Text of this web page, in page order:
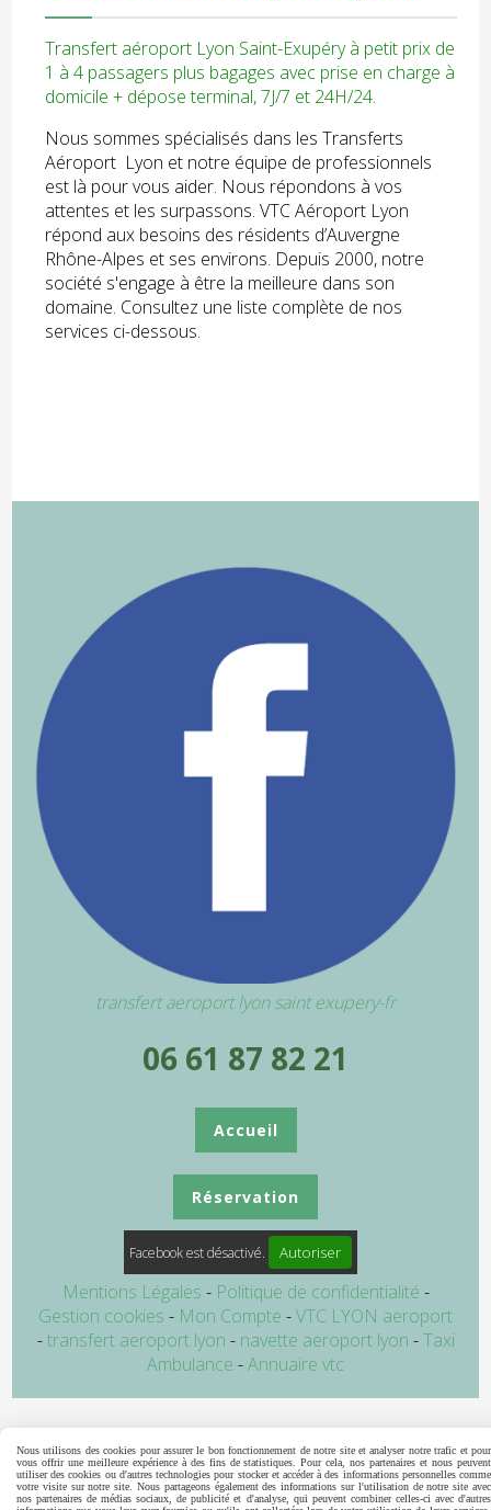
Transfert aéroport Lyon Saint-Exupéry à petit prix de
1 à 4 passagers plus bagages avec prise en charge à
domicile + dépose terminal, 7J/7 et 24H/24.
Nous sommes spécialisés dans les Transferts
Aéroport Lyon et notre équipe de professionnels
est là pour vous aider. Nous répondons à vos
attentes et les surpassons. VTC Aéroport Lyon
répond aux besoins des résidents d’Auvergne
Rhône-Alpes et ses environs. Depuis 2000, notre
société s'engage à être la meilleure dans son
domaine. Consultez une liste complète de nos
services ci-dessous.
transfert aeroport lyon saint exupery-fr
06 61 87 82 21
Accueil
Réservation
Facebook est désactivé. Autoriser
Mentions Légales
Politique de confidentialité
Gestion cookies
Mon Compte
VTC LYON aeroport
transfert aeroport lyon
navette aeroport lyon
Taxi
Ambulance
Annuaire vtc
Nous utilisons des cookies pour assurer le bon fonctionnement de notre site et analyser notre trafic et pour
vous offrir une meilleure expérience à des fins de statistiques. Pour cela, nos partenaires et nous peuvent
utiliser des cookies ou d'autres technologies pour stocker et accéder à des informations personnelles comme
votre visite sur notre site. Nous partageons également des informations sur l'utilisation de notre site avec
nos partenaires de médias sociaux, de publicité et d'analyse, qui peuvent combiner celles-ci avec d'autres